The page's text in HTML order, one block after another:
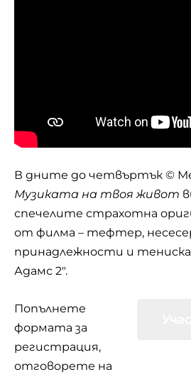
В дните до четвъртък ©
Музиката на твоя живот
спечелите страхотна
от филма – тефтер,
принадлежности и
Адамс 2″.
Попълнете
формата за
регистрация,
отговорете на